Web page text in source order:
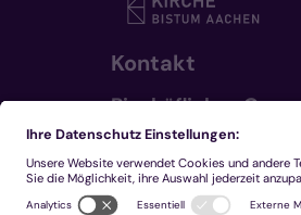
Kontakt
Bischöfliches
Aachen
+49 241 452-0
aachen.de